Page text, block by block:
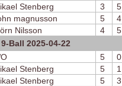
Stenberg 3
5
magnusson 5
4
Nilsson 4
5
Ball 2025-04-22
5
0
Stenberg 5
1
Stenberg 5
3